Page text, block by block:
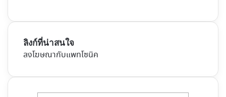
ลิงก์ที่น่าสนใจ
ลงโฆษณากับแพทโซนิค